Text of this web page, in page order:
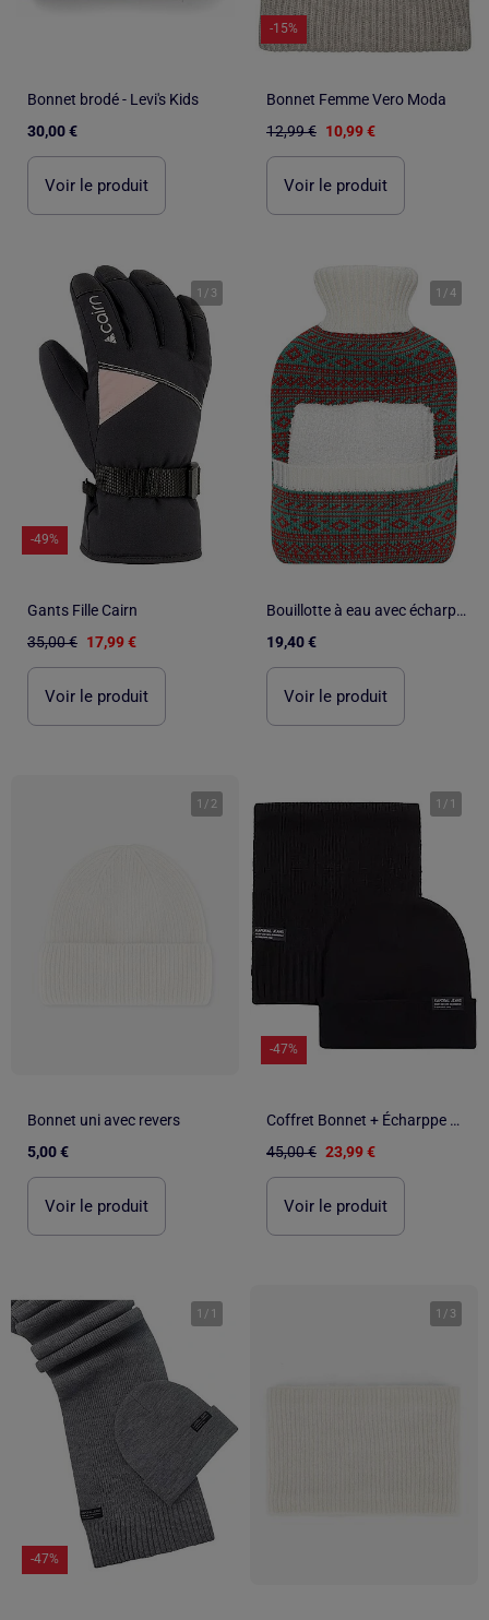
Bonnet brodé - Levi's Kids
30,00 €
Voir le produit
-15%
Bonnet Femme Vero Moda
12,99 € 10,99 €
Voir le produit
1 / 3
-49%
Gants Fille Cairn
35,00 € 17,99 €
Voir le produit
1 /4
Bouillotte à eau avec écharpe et housse tricot
19,40 €
Voir le produit
1 / 2
Bonnet uni avec revers
5,00 €
Voir le produit
1 / 1
-47%
Coffret Bonnet + Écharppe Homme Kaporal
45,00 € 23,99 €
Voir le produit
1 / 1
-47%
1 / 3